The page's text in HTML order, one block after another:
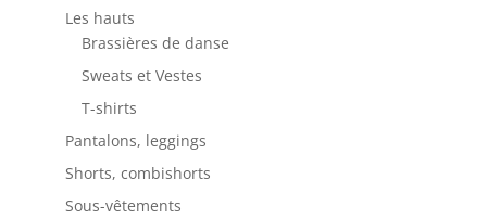
Les hauts
Brassières de danse
Sweats et Vestes
T-shirts
Pantalons, leggings
Shorts, combishorts
Sous-vêtements